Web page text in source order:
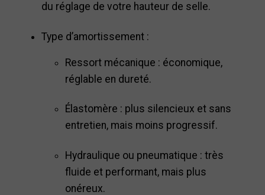
du réglage de votre hauteur de selle.
Type d’amortissement :
Ressort mécanique : économique,
réglable en dureté.
Élastomère : plus silencieux et sans
entretien, mais moins progressif.
Hydraulique ou pneumatique : très
fluide et performant, mais plus
onéreux.